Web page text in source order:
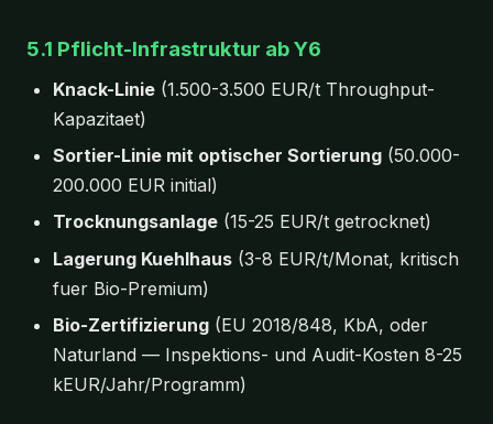
5.1 Pflicht-Infrastruktur ab Y6
Knack-Linie (1.500-3.500 EUR/t Throughput-
Kapazitaet)
Sortier-Linie mit optischer Sortierung (50.000-
200.000 EUR initial)
Trocknungsanlage (15-25 EUR/t getrocknet)
Lagerung Kuehlhaus (3-8 EUR/t/Monat, kritisch
fuer Bio-Premium)
Bio-Zertifizierung (EU 2018/848, KbA, oder
Naturland — Inspektions- und Audit-Kosten 8-25
kEUR/Jahr/Programm)